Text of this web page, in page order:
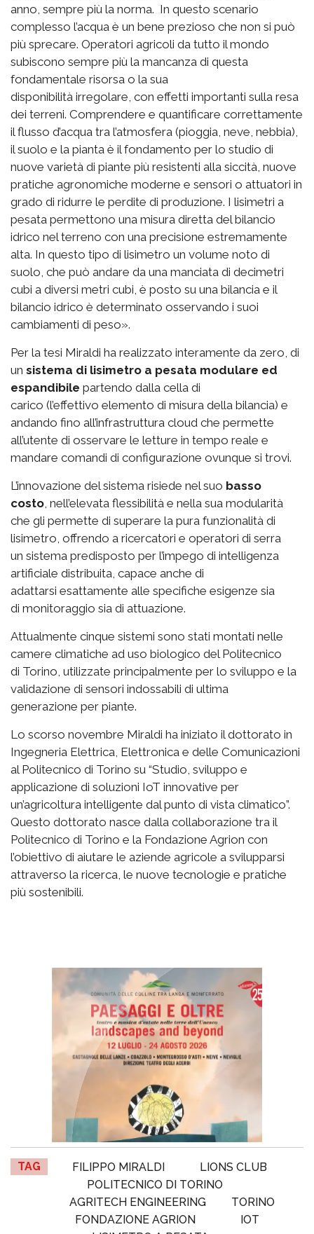
anno, sempre più la norma. In questo scenario
complesso l’acqua è un bene prezioso che non si può
più sprecare. Operatori agricoli da tutto il mondo
subiscono sempre più la mancanza di questa
fondamentale risorsa o la sua
disponibilità irregolare, con effetti importanti sulla resa
dei terreni. Comprendere e quantificare correttamente
il flusso d’acqua tra l’atmosfera (pioggia, neve, nebbia),
il suolo e la pianta è il fondamento per lo studio di
nuove varietà di piante più resistenti alla siccità, nuove
pratiche agronomiche moderne e sensori o attuatori in
grado di ridurre le perdite di produzione. I lisimetri a
pesata permettono una misura diretta del bilancio
idrico nel terreno con una precisione estremamente
alta. In questo tipo di lisimetro un volume noto di
suolo, che può andare da una manciata di decimetri
cubi a diversi metri cubi, è posto su una bilancia e il
bilancio idrico è determinato osservando i suoi
cambiamenti di peso».
Per la tesi Miraldi ha realizzato interamente da zero, di
un sistema di lisimetro a pesata modulare ed
espandibile partendo dalla cella di
carico (l’effettivo elemento di misura della bilancia) e
andando fino all’infrastruttura cloud che permette
all’utente di osservare le letture in tempo reale e
mandare comandi di configurazione ovunque si trovi.
L’innovazione del sistema risiede nel suo basso
costo, nell’elevata flessibilità e nella sua modularità
che gli permette di superare la pura funzionalità di
lisimetro, offrendo a ricercatori e operatori di serra
un sistema predisposto per l’impego di intelligenza
artificiale distribuita, capace anche di
adattarsi esattamente alle specifiche esigenze sia
di monitoraggio sia di attuazione.
Attualmente cinque sistemi sono stati montati nelle
camere climatiche ad uso biologico del Politecnico
di Torino, utilizzate principalmente per lo sviluppo e la
validazione di sensori indossabili di ultima
generazione per piante.
Lo scorso novembre Miraldi ha iniziato il dottorato in
Ingegneria Elettrica, Elettronica e delle Comunicazioni
al Politecnico di Torino su “Studio, sviluppo e
applicazione di soluzioni IoT innovative per
un’agricoltura intelligente dal punto di vista climatico”.
Questo dottorato nasce dalla collaborazione tra il
Politecnico di Torino e la Fondazione Agrion con
l’obiettivo di aiutare le aziende agricole a svilupparsi
attraverso la ricerca, le nuove tecnologie e pratiche
più sostenibili.
TAG FILIPPO MIRALDI
LIONS CLUB
POLITECNICO DI TORINO
AGRITECH ENGINEERING
TORINO
FONDAZIONE AGRION
IOT